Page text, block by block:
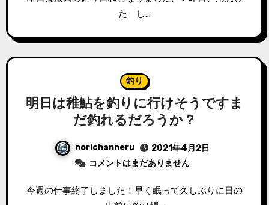
た し…
釣り
明日は稚鮎を釣りに行けそうですま
だ釣れるだろうか？
norichanneru
2021年4月2日
コメントはまだありません
今週の仕事終了しました！早く眠って久しぶりに日の